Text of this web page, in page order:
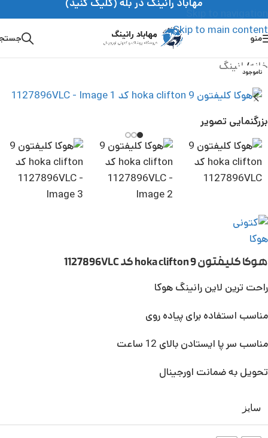
Skip to main content
مهاباد رانینگ در بله (کلیک کنید)
منو
خانه/ رانینگناموجود
بزرگنمایی تصویر
هوکا کلیفتون 9 hoka clifton کد 1127896VLC
راحت ترین لاین رانینگ هوکا
مناسب استفاده برای پیاده روی
مناسب سر پا ایستادن بالای 12 ساعت
تحویل به ضمانت اورجینال
سایز